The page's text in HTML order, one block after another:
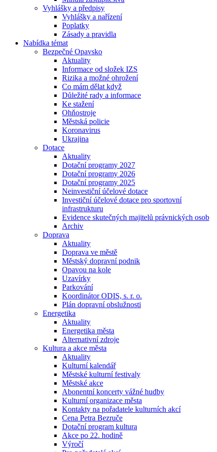
Vyhlášky a předpisy
Vyhlášky a nařízení
Poplatky
Zásady a pravidla
Nabídka témat
Bezpečné Opavsko
Aktuality
Informace od složek IZS
Rizika a možné ohrožení
Co mám dělat když
Důležité rady a informace
Ke stažení
Ohňostroje
Městská policie
Koronavirus
Ukrajina
Dotace
Aktuality
Dotační programy 2027
Dotační programy 2026
Dotační programy 2025
Neinvestiční účelové dotace
Investiční účelové dotace pro sportovní
infrastrukturu
Evidence skutečných majitelů právnických osob
Archiv
Doprava
Aktuality
Doprava ve městě
Městský dopravní podnik
Opavou na kole
Uzavírky
Parkování
Koordinátor ODIS, s. r. o.
Plán dopravní obslužnosti
Energetika
Aktuality
Energetika města
Alternativní zdroje
Kultura a akce města
Aktuality
Kulturní kalendář
Městské kulturní festivaly
Městské akce
Abonentní koncerty vážné hudby
Kulturní organizace města
Kontakty na pořadatele kulturních akcí
Cena Petra Bezruče
Dotační program kultura
Akce po 22. hodině
Výročí